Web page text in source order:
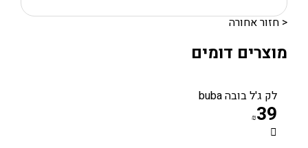
< חזור אחורה
מוצרים דומים
לק ג'ל בובה buba
₪39